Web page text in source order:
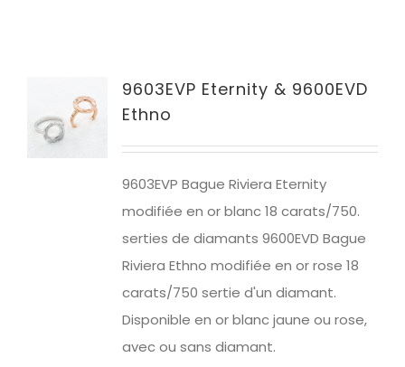
9603EVP Eternity & 9600EVD
Ethno
9603EVP Bague Riviera Eternity
modifiée en or blanc 18 carats/750.
serties de diamants 9600EVD Bague
Riviera Ethno modifiée en or rose 18
carats/750 sertie d'un diamant.
Disponible en or blanc jaune ou rose,
avec ou sans diamant.